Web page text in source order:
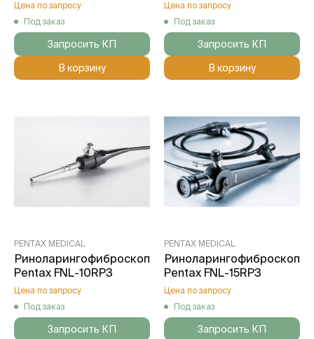
Цена по запросу
Под заказ
Запросить КП
В корзину
Цена по запросу
Под заказ
Запросить КП
В корзину
PENTAX MEDICAL
Риноларингофиброскоп
Pentax FNL-10RP3
Цена по запросу
Под заказ
Запросить КП
PENTAX MEDICAL
Риноларингофиброскоп
Pentax FNL-15RP3
Цена по запросу
Под заказ
Запросить КП